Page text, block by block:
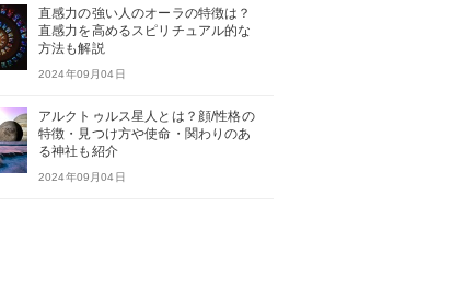
直感力の強い人のオーラの特徴は？
直感力を高めるスピリチュアル的な
方法も解説
2024年09月04日
アルクトゥルス星人とは？顔/性格の
特徴・見つけ方や使命・関わりのあ
る神社も紹介
2024年09月04日